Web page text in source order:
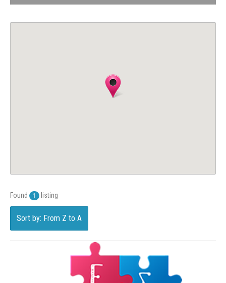
Found 1 listing
Sort by: From Z to A